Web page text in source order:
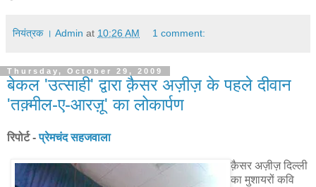
नियंत्रक । Admin at 10:26 AM 1 comment:
Thursday, October 29, 2009
बेकल 'उत्साही' द्वारा क़ैसर अज़ीज़ के पहले दीवान
'तक़्मील-ए-आरज़ू' का लोकार्पण
रिपोर्ट -प्रेमचंद सहजवाला
क़ैसर अज़ीज़ दिल्ली
का मुशायरों कवि